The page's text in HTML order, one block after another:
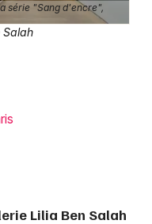
série "Sang d'encre",
Salah
Lilia Ben Salah